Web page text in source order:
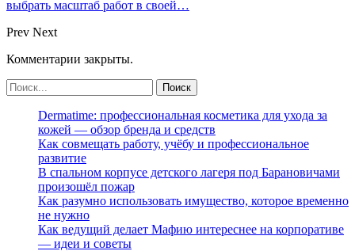
выбрать масштаб работ в своей…
Prev Next
Комментарии закрыты.
Dermatime: профессиональная косметика для ухода за
кожей — обзор бренда и средств
Как совмещать работу, учёбу и профессиональное
развитие
В спальном корпусе детского лагеря под Барановичами
произошёл пожар
Как разумно использовать имущество, которое временно
не нужно
Как ведущий делает Мафию интереснее на корпоративе
— идеи и советы